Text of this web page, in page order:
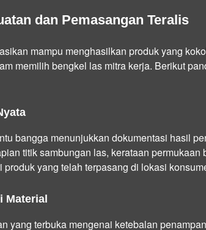
dan Pemasangan Teralis
mampu menghasilkan produk yang
memilih bengkel las mitra kerja. Berikut
bangga menunjukkan dokumentasi hasil
titik sambungan las, kerataan permukaan
yang telah terpasang di lokasi
Material
yang terbuka mengenai ketebalan